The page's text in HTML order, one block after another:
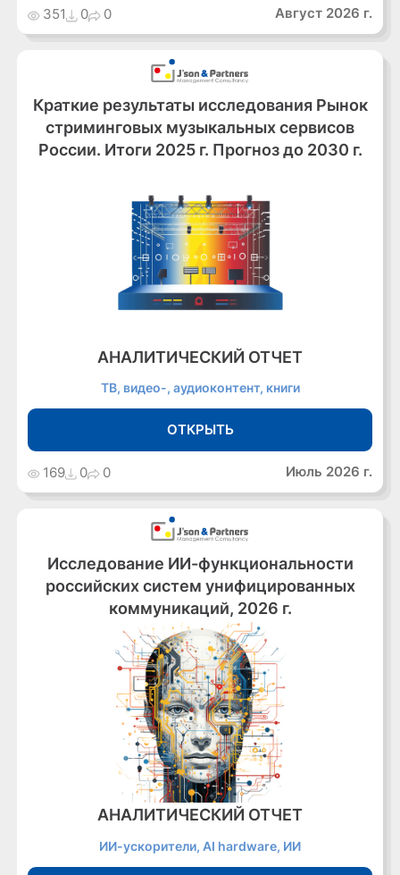
351 0 0 Август 2026 г.
Краткие результаты исследования Рынок
стриминговых музыкальных сервисов
России. Итоги 2025 г. Прогноз до 2030 г.
АНАЛИТИЧЕСКИЙ ОТЧЕТ
ТВ, видео-, аудиоконтент, книги
ОТКРЫТЬ
169 0 0 Июль 2026 г.
Исследование ИИ-функциональности
российских систем унифицированных
коммуникаций, 2026 г.
АНАЛИТИЧЕСКИЙ ОТЧЕТ
ИИ-ускорители, AI hardware, ИИ